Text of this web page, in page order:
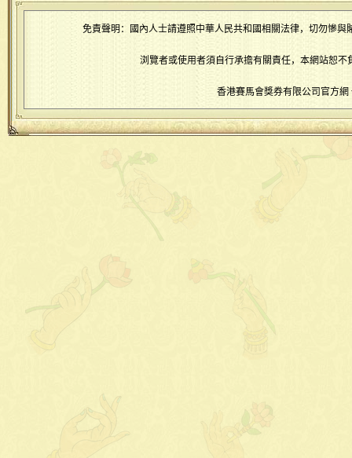
免責聲明：國內人士請遵照中華人民共和國相關法律，切勿慘
浏覽者或使用者須自行承擔有關責任，本網站恕
香港賽馬會獎券有限公司官方網